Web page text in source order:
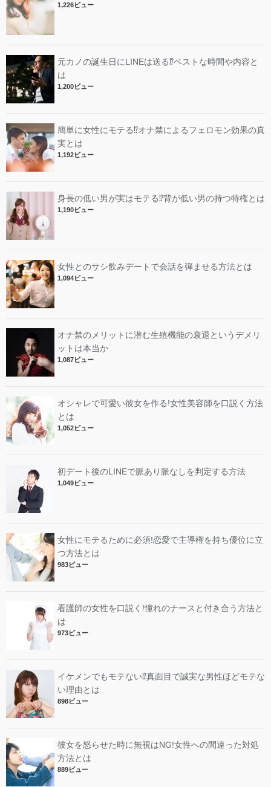
1,226ビュー
元カノの誕生日にLINEは送る⁉︎ベストな時間や内容と
は
1,200ビュー
簡単に女性にモテる⁉︎オナ禁によるフェロモン効果の真
実とは
1,192ビュー
身長の低い男が実はモテる⁉︎背が低い男の持つ特権とは
1,190ビュー
女性とのサシ飲みデートで会話を弾ませる方法とは
1,094ビュー
オナ禁のメリットに潜む生殖機能の衰退というデメリ
ットは本当か
1,087ビュー
オシャレで可愛い彼女を作る!女性美容師を口説く方法
とは
1,052ビュー
初デート後のLINEで脈あり脈なしを判定する方法
1,049ビュー
女性にモテるために必須!恋愛で主導権を持ち優位に立
つ方法とは
983ビュー
看護師の女性を口説く!憧れのナースと付き合う方法と
は
973ビュー
イケメンでもモテない⁉︎真面目で誠実な男性ほどモテな
い理由とは
898ビュー
彼女を怒らせた時に無視はNG!女性への間違った対処
方法とは
889ビュー